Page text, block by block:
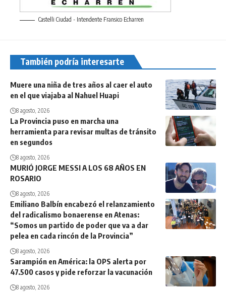
Castelli Ciudad - Intendente Fransico Echarren
También podría interesarte
Muere una niña de tres años al caer el auto
en el que viajaba al Nahuel Huapi
8 agosto, 2026
La Provincia puso en marcha una
herramienta para revisar multas de tránsito
en segundos
8 agosto, 2026
MURIÓ JORGE MESSI A LOS 68 AÑOS EN
ROSARIO
8 agosto, 2026
Emiliano Balbín encabezó el relanzamiento
del radicalismo bonaerense en Atenas:
“Somos un partido de poder que va a dar
pelea en cada rincón de la Provincia”
8 agosto, 2026
Sarampión en América: la OPS alerta por
47.500 casos y pide reforzar la vacunación
8 agosto, 2026